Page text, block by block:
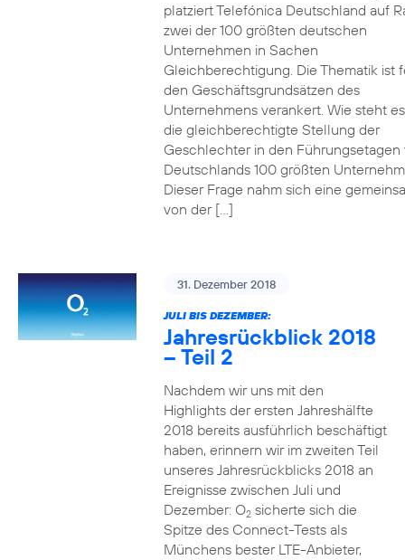
platziert Telefónica Deutschland auf
zwei der 100 größten deutschen
Unternehmen in Sachen
Gleichberechtigung. Die Thematik ist
den Geschäftsgrundsätzen des
Unternehmens verankert. Wie steht
die gleichberechtigte Stellung der
Geschlechter in den Führungsetagen
Deutschlands 100 größten
Dieser Frage nahm sich eine
von der […]
31. Dezember 2018
JULI BIS DEZEMBER:
Jahresrückblick 2018
– Teil 2
Nachdem wir uns mit den
Highlights der ersten Jahreshälfte
2018 bereits ausführlich beschäftigt
haben, erinnern wir im zweiten Teil
unseres Jahresrückblicks 2018 an
Ereignisse zwischen Juli und
Dezember: O2sicherte sich die
Spitze des Connect-Tests als
Münchens bester LTE-Anbieter,